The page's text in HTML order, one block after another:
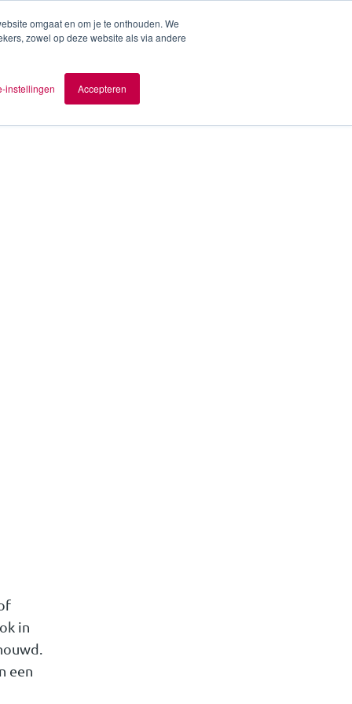
omgaat en om je te onthouden. We
zowel op deze website als via andere
instellingen Accepteren
in
een